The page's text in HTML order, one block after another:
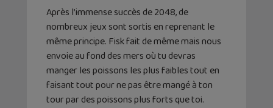
Après l’immense succès de 2048, de
nombreux jeux sont sortis en reprenant le
même principe. Fisk fait de même mais nous
envoie au fond des mers où tu devras
manger les poissons les plus faibles tout en
faisant tout pour ne pas être mangé à ton
tour par des poissons plus forts que toi.